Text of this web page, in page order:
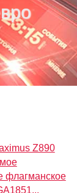
Z890
флагманское